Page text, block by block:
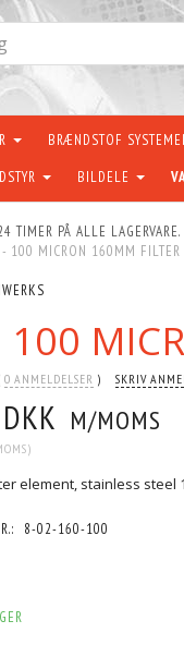
BRÆNDSTOF
BILDELE
PÅ ALLE LAGERVARE.
- 100 MICRON 160MM FILTER
100
0 ANMELDELSER SKRIV
M/MOMS
)
element, stainless steel
8-02-160-100